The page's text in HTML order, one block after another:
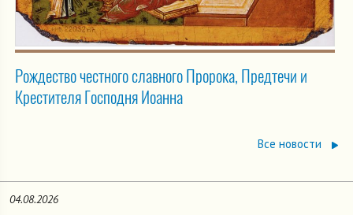
Рождество честного славного Пророка, Предтечи и
Крестителя Господня Иоанна
Все новости
04.08.2026